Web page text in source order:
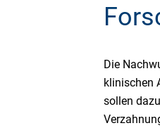
Die
klinischen
sollen